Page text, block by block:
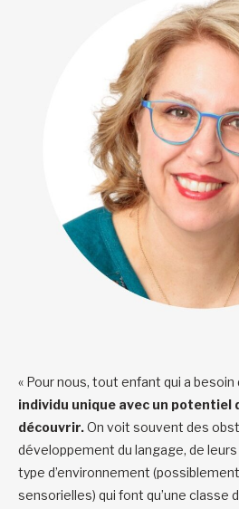
« Pour nous, tout enfant qui a
individu unique avec un potentiel
découvrir.On voit souvent des
développement du langage, de
type d’environnement
sensorielles) qui font qu’une classe